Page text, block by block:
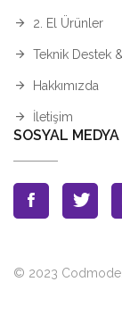
2. El Ürünler
Teknik Destek
Hakkımızda
İletişim
SOSYAL MEDYA
© 2023 Codmode.